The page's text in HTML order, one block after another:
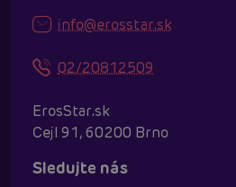
info@erosstar.sk
02/20812509
ErosStar.sk
Cejl 91, 60200 Brno
Sledujte nás